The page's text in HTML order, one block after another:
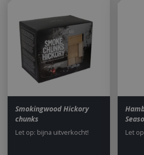
Smokingwood Hickory
chunks
Let op: bijna uitverkocht! Let